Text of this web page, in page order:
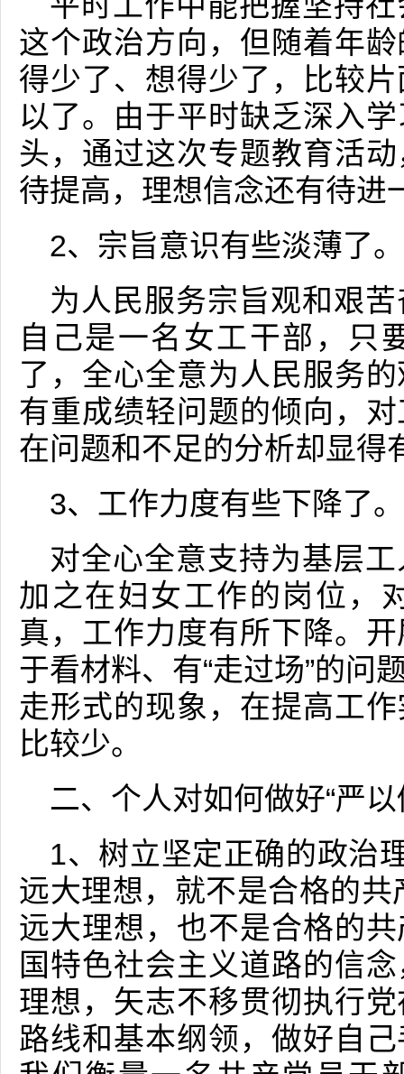
这个政治方向，但随着年
得少了、想得少了，比较
以了。由于平时缺乏深入
头，通过这次专题教育活
待提高，理想信念还有待进
2、宗旨意识有些淡薄了。
为人民服务宗旨观和艰
自己是一名女工干部，只
了，全心全意为人民服务
有重成绩轻问题的倾向，
在问题和不足的分析却显得
3、工作力度有些下降了。
对全心全意支持为基层
加之在妇女工作的岗位，
真，工作力度有所下降。
于看材料、有“走过场”的问
走形式的现象，在提高工
比较少。
二、个人对如何做好“严
1、树立坚定正确的政治
远大理想，就不是合格的
远大理想，也不是合格的
国特色社会主义道路的信
理想，矢志不移贯彻执行
路线和基本纲领，做好自